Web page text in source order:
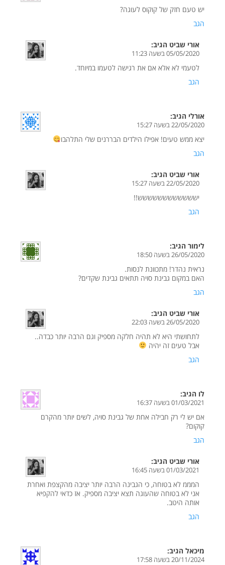
יש טעם חזק של קוקוס לעוגה?
הגב
אורי שביט הגיב:
05/05/2020 בשעה 11:23
לטעמי לא אלא אם את רגישה לטעמו במיוחד.
הגב
אורלי הגיב:
22/05/2020 בשעה 15:27
יצא ממש טעים! אפילו הילדים הבררנים שלי התלהבו
הגב
אורי שביט הגיב:
22/05/2020 בשעה 15:27
ישששששששששששש!!
הגב
לימור הגיב:
26/05/2020 בשעה 18:50
נראית נהדר! מתכוונת לנסות.
האם במקום גבינת סויה תתאים גבינת שקדים?
הגב
אורי שביט הגיב:
26/05/2020 בשעה 22:03
לתחושתי היא לא תהיה חלקה מספיק וגם הרבה יותר כבדה..
אבל טעים זה יהיה
הגב
לו הגיב:
01/03/2021 בשעה 16:37
אם יש לי רק חבילה אחת של גבינת סויה, לשים יותר מהקרם
קוקום?
הגב
אורי שביט הגיב:
01/03/2021 בשעה 16:45
המממ לא בטוחה, כי הגבינה הרבה יותר יציבה מהקצפת ואחרת
אני לא בטוחה שהעוגה תצא יציבה מספיק. אז כדאי להקפיא
אותה היטב.
הגב
מיכאל הגיב:
20/11/2024 בשעה 17:58